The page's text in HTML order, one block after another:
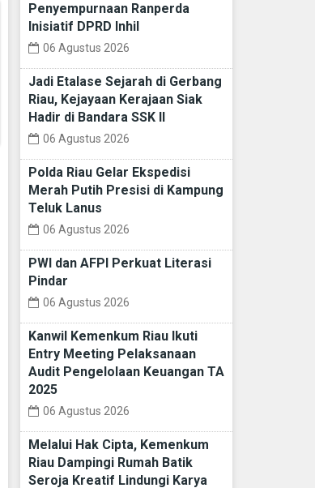
Penyempurnaan Ranperda
Inisiatif DPRD Inhil
06 Agustus 2026
Jadi Etalase Sejarah di Gerbang
Riau, Kejayaan Kerajaan Siak
Hadir di Bandara SSK II
06 Agustus 2026
Polda Riau Gelar Ekspedisi
Merah Putih Presisi di Kampung
Teluk Lanus
06 Agustus 2026
PWI dan AFPI Perkuat Literasi
Pindar
06 Agustus 2026
Kanwil Kemenkum Riau Ikuti
Entry Meeting Pelaksanaan
Audit Pengelolaan Keuangan TA
2025
06 Agustus 2026
Melalui Hak Cipta, Kemenkum
Riau Dampingi Rumah Batik
Seroja Kreatif Lindungi Karya